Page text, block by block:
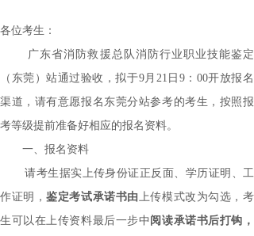
各位考生：
广东省消防救援总队消防行业职业技能鉴定
（东莞）站通过验收，拟于9月21日9： 00开放报名
渠道，请有意愿报名东莞分站参考的考生，按照报
考等级提前准备好相应的报名资料。
一、报名资料
请考生据实上传身份证正反面、学历证明、工
作证明，鉴定考试承诺书由上传模式改为勾选，考
生可以在上传资料最后一步中 阅读承诺书后打钩 ，